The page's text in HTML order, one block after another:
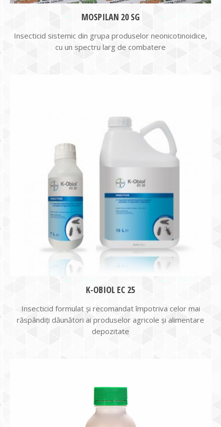
MOSPILAN 20 SG
Insecticid sistemic din grupa produselor neonicotinoidice,
cu un spectru larg de combatere
K-OBIOL EC 25
Insecticid formulat şi recomandat împotriva celor mai
răspândiţi dăunători ai produselor agricole şi alimentare
depozitate